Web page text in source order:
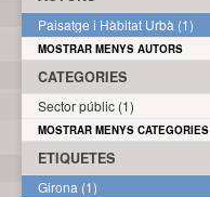
Paisatge i Hàbitat Urbà (1)
MOSTRAR MENYS AUTORS
CATEGORIES
Sector públic (1)
MOSTRAR MENYS CATEGORIES
ETIQUETES
Girona (1)